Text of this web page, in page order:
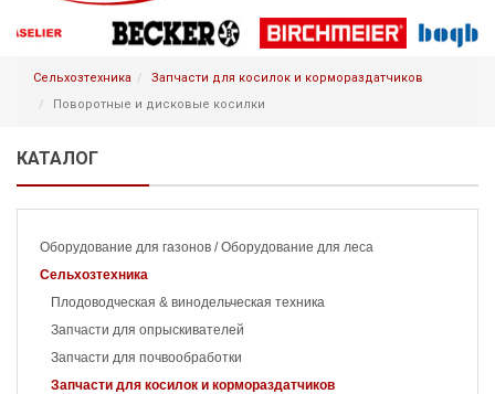
Сельхозтехника
Запчасти для косилок и кормораздатчиков
Поворотные и дисковые косилки
КАТАЛОГ
Оборудование для газонов / Оборудование для леса
Сельхозтехника
Плодоводческая & винодельческая техника
Запчасти для опрыскивателей
Запчасти для почвообработки
Запчасти для косилок и кормораздатчиков